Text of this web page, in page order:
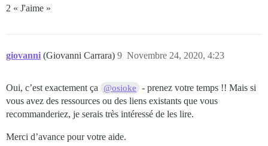
2 « J'aime »
giovanni (Giovanni Carrara) Novembre 24, 2020, 4:23
9
Oui, c’est exactement ça @osioke
- prenez votre temps !! Mais si
vous avez des ressources ou des liens existants que vous
recommanderiez, je serais très intéressé de les lire.
Merci d’avance pour votre aide.